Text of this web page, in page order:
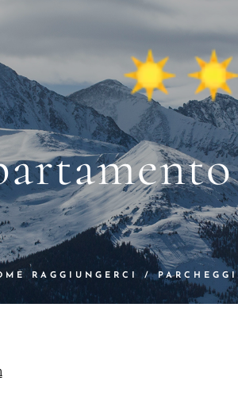
RAGGIUNGERCI / PARCHEGGI